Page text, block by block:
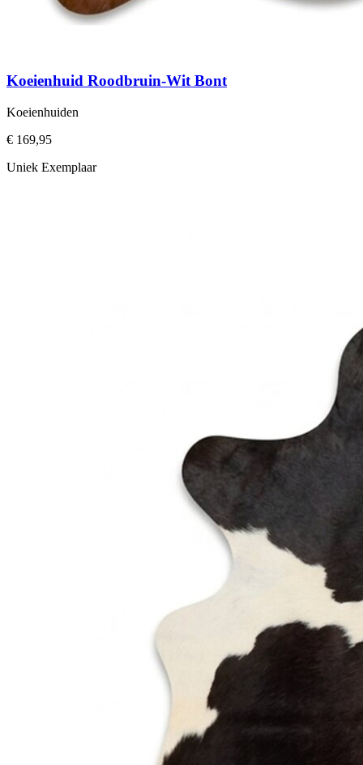
Koeienhuid Roodbruin-Wit Bont
Koeienhuiden
€ 169,95
Uniek Exemplaar